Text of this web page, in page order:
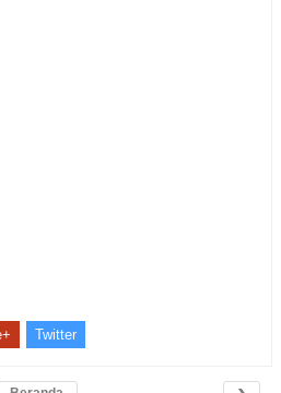
Twitter